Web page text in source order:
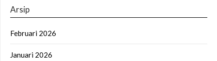
Arsip
Februari 2026
Januari 2026